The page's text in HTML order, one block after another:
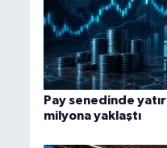
Pay senedinde
milyona yaklaştı